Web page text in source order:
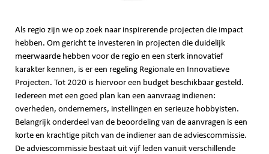
Als regio zijn we op zoek naar inspirerende projecten die impact
hebben. Om gericht te investeren in projecten die duidelijk
meerwaarde hebben voor de regio en een sterk innovatief
karakter kennen, is er een regeling Regionale en Innovatieve
Projecten. Tot 2020 is hiervoor een budget beschikbaar gesteld.
Iedereen met een goed plan kan een aanvraag indienen:
overheden, ondernemers, instellingen en serieuze hobbyisten.
Belangrijk onderdeel van de beoordeling van de aanvragen is een
korte en krachtige pitch van de indiener aan de adviescommissie.
De adviescommissie bestaat uit vijf leden vanuit verschillende